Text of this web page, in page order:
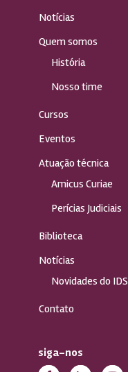
Notícias
Quem somos
História
Nosso time
Cursos
Eventos
Atuação técnica
Amicus Curiae
Perícias Judiciais
Biblioteca
Notícias
Novidades do IDS
Contato
siga-nos